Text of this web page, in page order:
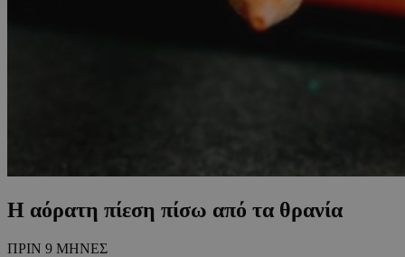
Η αόρατη πίεση πίσω από τα θρανία
ΠΡΙΝ 9 ΜΗΝΕΣ